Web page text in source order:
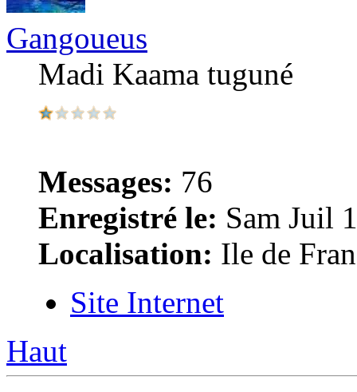
Gangoueus
Madi Kaama tuguné
Messages: 76
Enregistré le: Sam Juil
Localisation: Ile de
Site Internet
Haut